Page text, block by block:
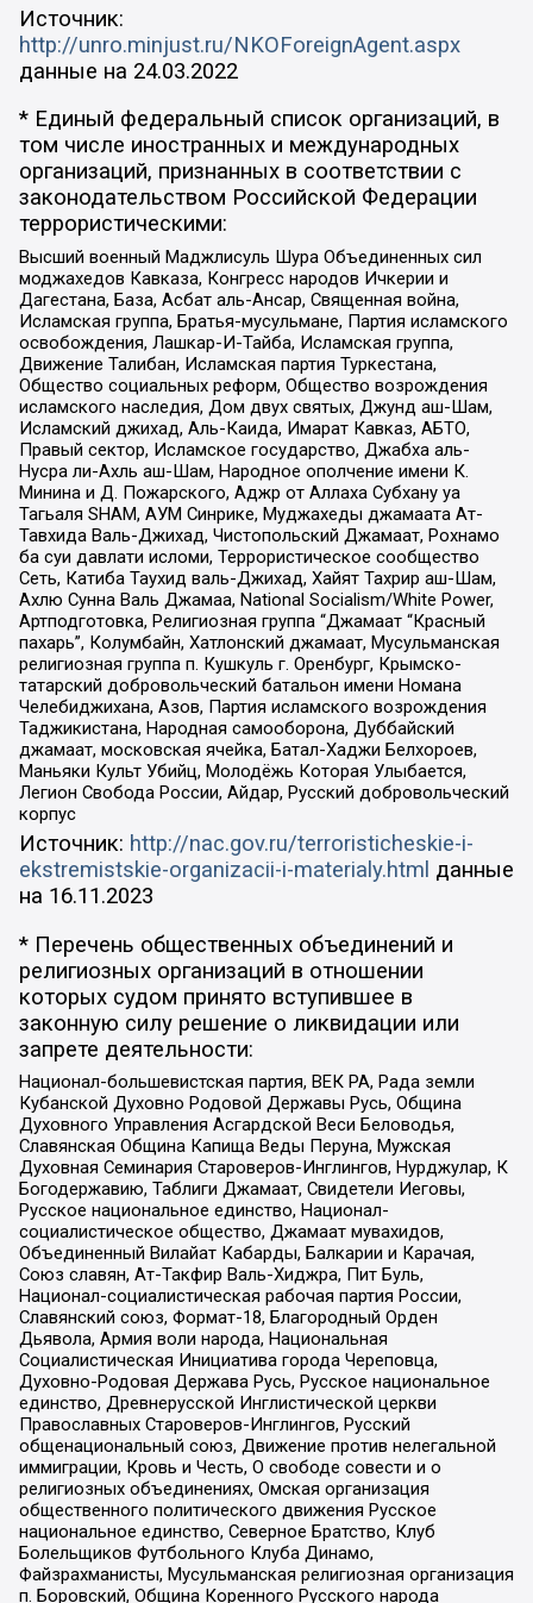
Источник:
http://unro.minjust.ru/NKOForeignAgent.aspx
данные на 24.03.2022
* Единый федеральный список организаций, в
том числе иностранных и международных
организаций, признанных в соответствии с
законодательством Российской Федерации
террористическими:
Высший военный Маджлисуль Шура Объединенных сил
моджахедов Кавказа, Конгресс народов Ичкерии и
Дагестана, База, Асбат аль-Ансар, Священная война,
Исламская группа, Братья-мусульмане, Партия исламского
освобождения, Лашкар-И-Тайба, Исламская группа,
Движение Талибан, Исламская партия Туркестана,
Общество социальных реформ, Общество возрождения
исламского наследия, Дом двух святых, Джунд аш-Шам,
Исламский джихад, Аль-Каида, Имарат Кавказ, АБТО,
Правый сектор, Исламское государство, Джабха аль-
Нусра ли-Ахль аш-Шам, Народное ополчение имени К.
Минина и Д. Пожарского, Аджр от Аллаха Субхану уа
Тагьаля SHAM, АУМ Синрике, Муджахеды джамаата Ат-
Тавхида Валь-Джихад, Чистопольский Джамаат, Рохнамо
ба суи давлати исломи, Террористическое сообщество
Сеть, Катиба Таухид валь-Джихад, Хайят Тахрир аш-Шам,
Ахлю Сунна Валь Джамаа, National Socialism/White Power,
Артподготовка, Религиозная группа “Джамаат “Красный
пахарь”, Колумбайн, Хатлонский джамаат, Мусульманская
религиозная группа п. Кушкуль г. Оренбург, Крымско-
татарский добровольческий батальон имени Номана
Челебиджихана, Азов, Партия исламского возрождения
Таджикистана, Народная самооборона, Дуббайский
джамаат, московская ячейка, Батал-Хаджи Белхороев,
Маньяки Культ Убийц, Молодёжь Которая Улыбается,
Легион Свобода России, Айдар, Русский добровольческий
корпус
Источник: http://nac.gov.ru/terroristicheskie-i-
ekstremistskie-organizacii-i-materialy.html данные
на 16.11.2023
* Перечень общественных объединений и
религиозных организаций в отношении
которых судом принято вступившее в
законную силу решение о ликвидации или
запрете деятельности:
Национал-большевистская партия, ВЕК РА, Рада земли
Кубанской Духовно Родовой Державы Русь, Община
Духовного Управления Асгардской Веси Беловодья,
Славянская Община Капища Веды Перуна, Мужская
Духовная Семинария Староверов-Инглингов, Нурджулар, К
Богодержавию, Таблиги Джамаат, Свидетели Иеговы,
Русское национальное единство, Национал-
социалистическое общество, Джамаат мувахидов,
Объединенный Вилайат Кабарды, Балкарии и Карачая,
Союз славян, Ат-Такфир Валь-Хиджра, Пит Буль,
Национал-социалистическая рабочая партия России,
Славянский союз, Формат-18, Благородный Орден
Дьявола, Армия воли народа, Национальная
Социалистическая Инициатива города Череповца,
Духовно-Родовая Держава Русь, Русское национальное
единство, Древнерусской Инглистической церкви
Православных Староверов-Инглингов, Русский
общенациональный союз, Движение против нелегальной
иммиграции, Кровь и Честь, О свободе совести и о
религиозных объединениях, Омская организация
общественного политического движения Русское
национальное единство, Северное Братство, Клуб
Болельщиков Футбольного Клуба Динамо,
Файзрахманисты, Мусульманская религиозная организация
п. Боровский, Община Коренного Русского народа